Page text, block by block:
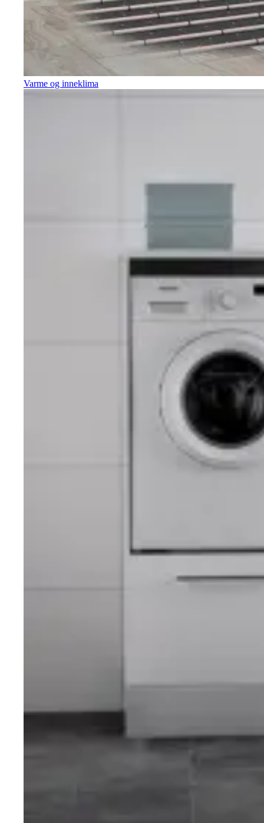
Varme og inneklima